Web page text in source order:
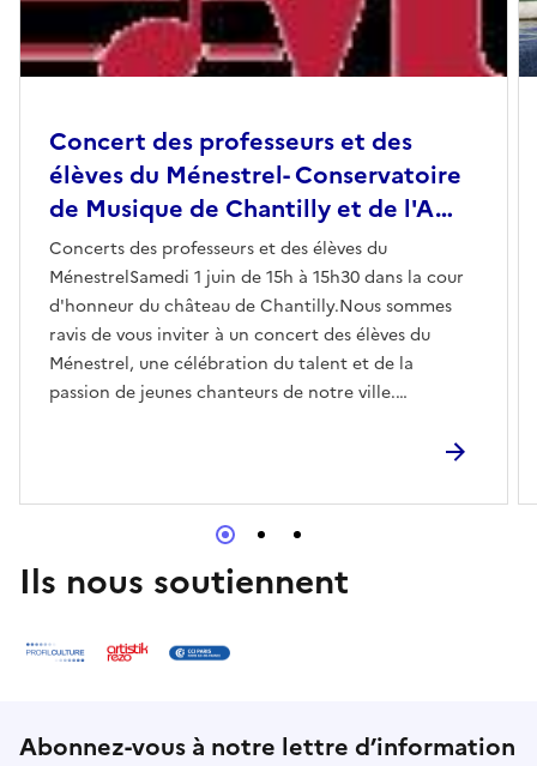
Concert des professeurs et des
élèves du Ménestrel- Conservatoire
de Musique de Chantilly et de l'A…
Concerts des professeurs et des élèves du
MénestrelSamedi 1 juin de 15h à 15h30 dans la cour
d'honneur du château de Chantilly.Nous sommes
ravis de vous inviter à un concert des élèves du
Ménestrel, une célébration du talent et de la
passion de jeunes chanteurs de notre ville.
encore l’Arlésienne ("la marches de rois") de Bizet
également, et d’autres encore.
Ils nous soutiennent
Abonnez-vous à notre lettre d’information